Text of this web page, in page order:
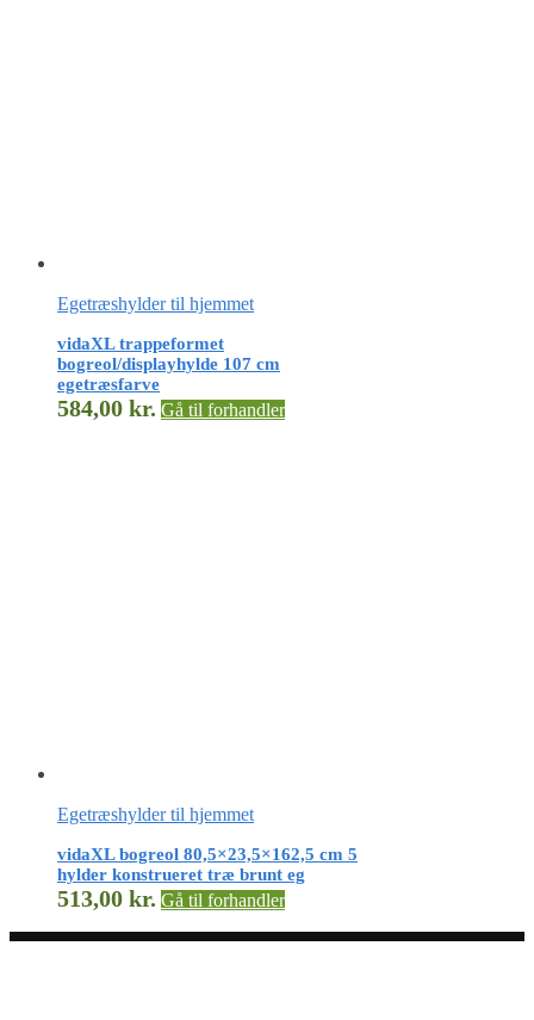
Egetræshylder til hjemmet
vidaXL trappeformet
bogreol/displayhylde 107 cm
egetræsfarve
584,00 kr. Gå til forhandler
Egetræshylder til hjemmet
vidaXL bogreol 80,5×23,5×162,5 cm 5
hylder konstrueret træ brunt eg
513,00 kr. Gå til forhandler